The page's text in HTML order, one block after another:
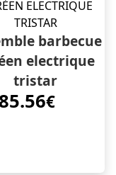
barbecue
electrique
tristar
85.56€